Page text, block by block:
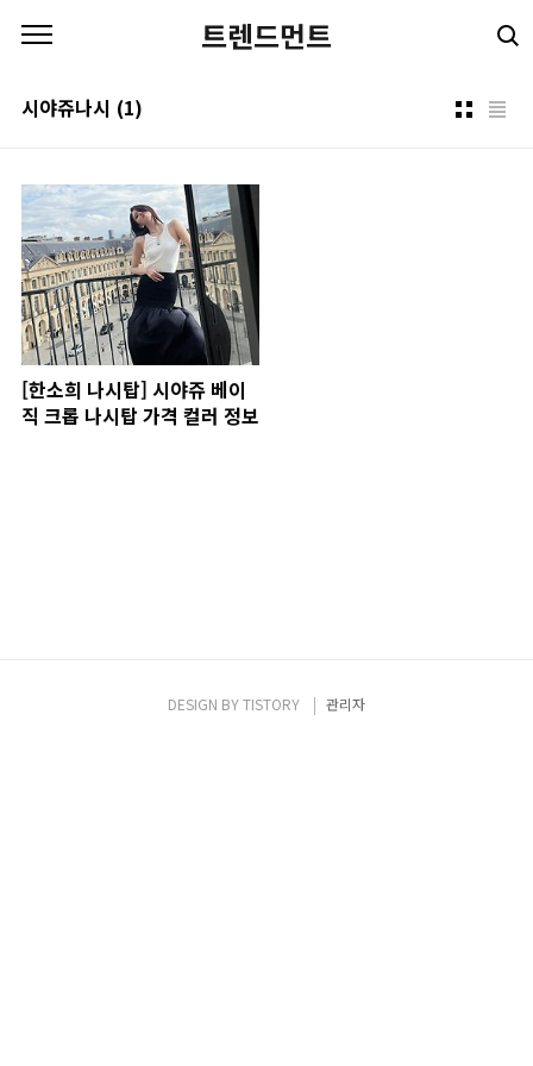
트렌드먼트
시야쥬나시 (1)
[한소희 나시탑] 시야쥬 베이
직 크롭 나시탑 가격 컬러 정보
DESIGN BYTISTORY 관리자